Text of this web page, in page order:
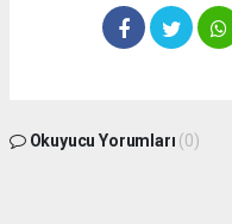
Okuyucu Yorumları (0)